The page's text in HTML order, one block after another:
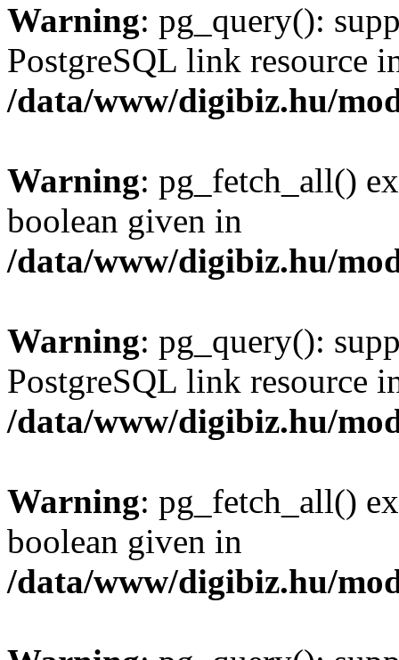
Warning: pg_query():
PostgreSQL link resource
/data/www/digibiz.hu/
Warning: pg_fetch_all()
boolean given in
/data/www/digibiz.hu/
Warning: pg_query():
PostgreSQL link resource
/data/www/digibiz.hu/
Warning: pg_fetch_all()
boolean given in
/data/www/digibiz.hu/